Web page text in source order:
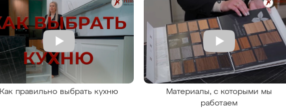
Как правильно выбрать кухню
Материалы, с которыми мы
работаем